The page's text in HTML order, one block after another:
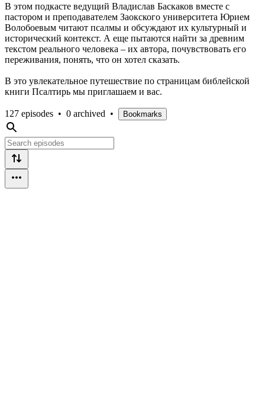
В этом подкасте ведущий Владислав Баскаков вместе с
пастором и преподавателем Заокского университета Юрием
Волобоевым читают псалмы и обсуждают их культурный и
исторический контекст. А еще пытаются найти за древним
текстом реального человека – их автора, почувствовать его
переживания, понять, что он хотел сказать.
В это увлекательное путешествие по страницам библейской
книги Псалтирь мы приглашаем и вас.
127 episodes • 0 archived • Bookmarks